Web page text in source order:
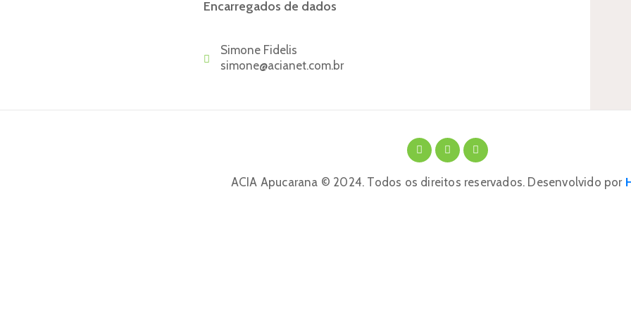
Encarregados de dados
Simone Fidelis
simone@acianet.com.br
ACIA Apucarana © 2024. Todos os direitos reservados. Desenvolvido por